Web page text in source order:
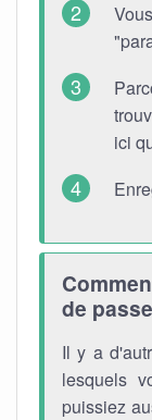
ici
de
Il y a
lesquels
puissiez